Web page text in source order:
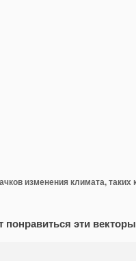
понравиться эти векторы